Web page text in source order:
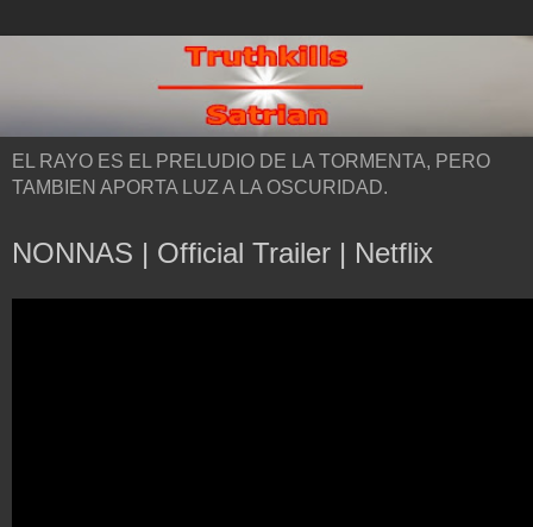
EL RAYO ES EL PRELUDIO DE LA TORMENTA, PERO
TAMBIEN APORTA LUZ A LA OSCURIDAD.
NONNAS | Official Trailer | Netflix